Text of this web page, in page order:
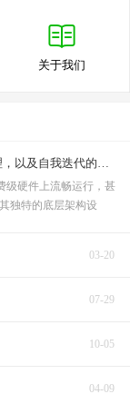
关于我们
级硬件上流畅运行，甚
独特的底层架构设
03-20
07-29
10-05
04-09